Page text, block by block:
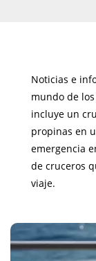
Noticias e
mundo de
incluye un
propinas en
emergencia
de cruceros
viaje.